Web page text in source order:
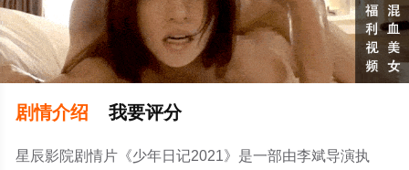
剧情介绍 我要评分
星辰影院剧情片《少年日记2021》是一部由李斌导演执